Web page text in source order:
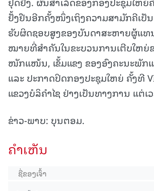
ຢັ້ງຢືນອີກຄັ້ງໜຶ່ງເຖິງຄວາມສາມັກຄີເປັນ
ຮັບຜິດຊອບສູງຂອງບັນດາສະຫາຍຜູ້ແທ
ໝາຍທີ່ສຳຄັນໃນຂະບວນການເຕີບໃຫ
ໜັກແໜ້ນ, ເຂັ້ມແຂງ ຂອງອົງຄະນະພັກແ
ແລະ ປະກາດປິດກອງປະຊຸມໃຫຍ່ ຄັ້ງທີ
ແຂວງບໍລິຄຳໄຊ ຢ່າງເປັນທາງການ ແຕ່ເ
ຂ່າວ-ພາບ: ບຸນຕອມ.
ຄໍາເຫັນ